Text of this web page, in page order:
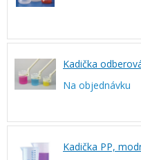
Kadička
Na objednávku
Kadička PP,